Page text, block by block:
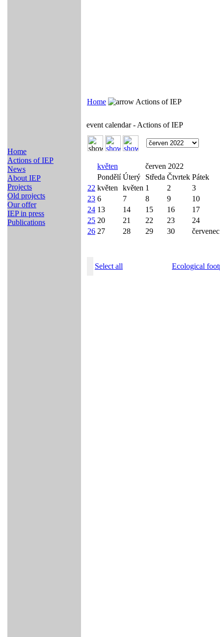
Home
Actions of IEP
News
About IEP
Projects
Old projects
Our offer
IEP in press
Publications
Home Actions of IEP
event calendar - Actions of IEP
květen
červen 2022
Pondělí Úterý Středa Čtvrtek Pátek
22 květen květen 1 2
3
23 6 7 8 9
10
24 13 14 15 16
17
25 20 21 22 23
24
26 27 28 29 30 červenec
Select all Ecological